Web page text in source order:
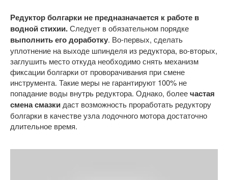
Редуктор болгарки не предназначается к работе в
водной стихии.Следует в обязательном порядке
выполнить его доработку. Во-первых, сделать
уплотнение на выходе шпинделя из редуктора, во-вторых,
заглушить место откуда необходимо снять механизм
фиксации болгарки от проворачивания при смене
инструмента. Такие меры не гарантируют 100% не
попадание воды внутрь редуктора. Однако, болеечастая
смена смазкидаст возможность проработать редуктору
болгарки в качестве узла лодочного мотора достаточно
длительное время.